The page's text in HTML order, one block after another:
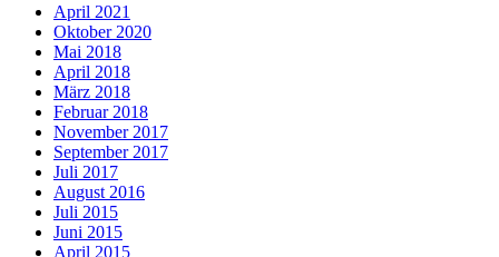
April 2021
Oktober 2020
Mai 2018
April 2018
März 2018
Februar 2018
November 2017
September 2017
Juli 2017
August 2016
Juli 2015
Juni 2015
April 2015